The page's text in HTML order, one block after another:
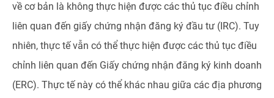
về cơ bản là không thực hiện được các thủ tục điều chỉnh
liên quan đến giấy chứng nhận đăng ký đầu tư (IRC). Tuy
nhiên, thực tế vẫn có thể thực hiện được các thủ tục điều
chỉnh liên quan đến Giấy chứng nhận đăng ký kinh doanh
(ERC). Thực tế này có thể khác nhau giữa các địa phương